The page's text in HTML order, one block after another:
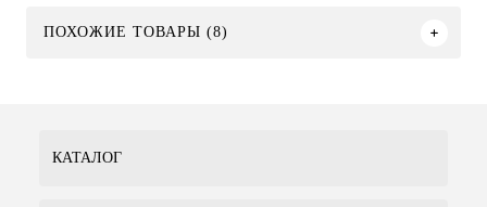
ПОХОЖИЕ ТОВАРЫ (8)
КАТАЛОГ